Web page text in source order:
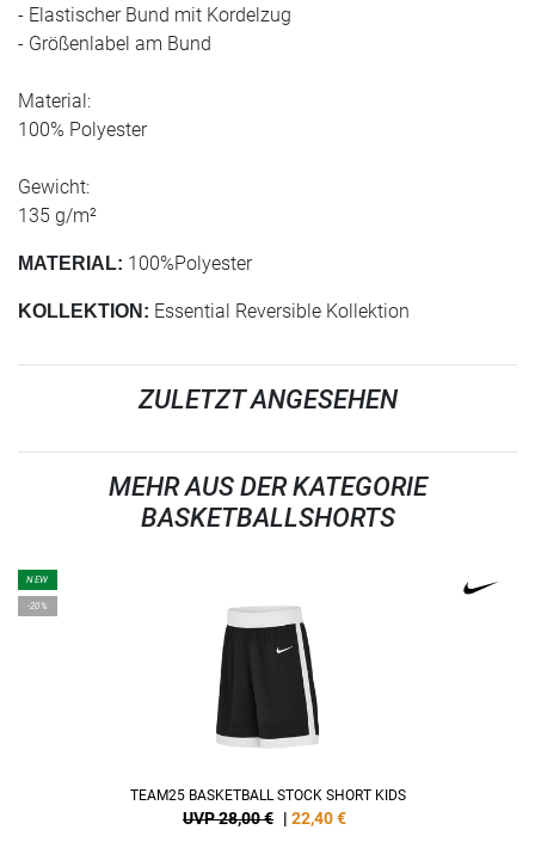
- Elastischer Bund mit Kordelzug
- Größenlabel am Bund
Material:
100% Polyester
Gewicht:
135 g/m²
MATERIAL: 100%Polyester
KOLLEKTION: Essential Reversible Kollektion
ZULETZT ANGESEHEN
MEHR AUS DER KATEGORIE
BASKETBALLSHORTS
NEW
-20%
TEAM25 BASKETBALL STOCK SHORT KIDS
UVP 28,00 € | 22,40€